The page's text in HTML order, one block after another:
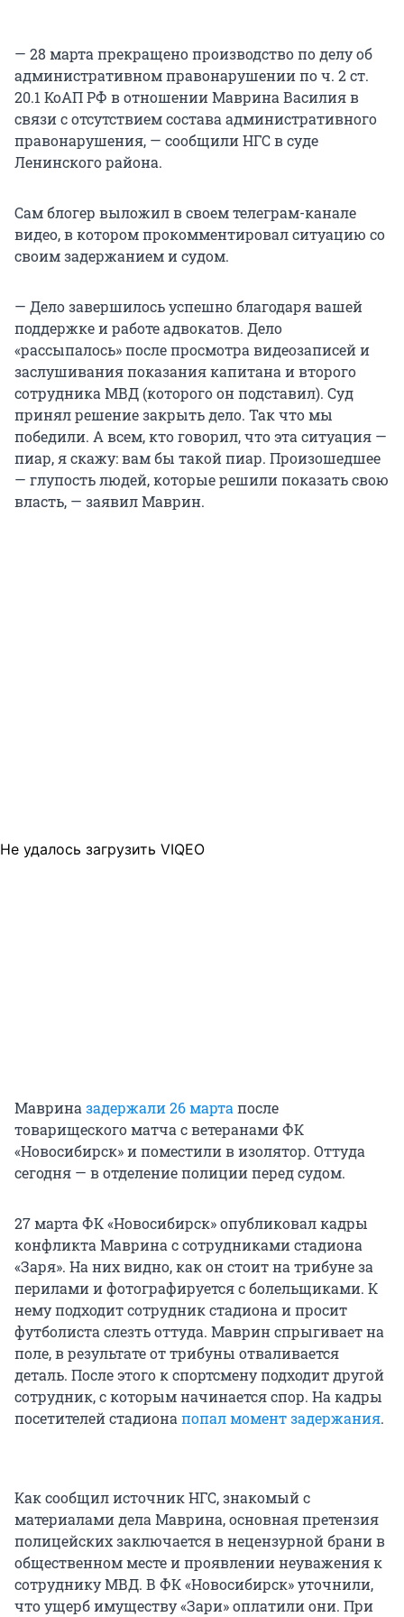
— 28 марта прекращено производство по делу об
административном правонарушении по ч. 2 ст.
20.1 КоАП РФ в отношении Маврина Василия в
связи с отсутствием состава административного
правонарушения, — сообщили НГС в суде
Ленинского района.
Сам блогер выложил в своем телеграм-канале
видео, в котором прокомментировал ситуацию со
своим задержанием и судом.
— Дело завершилось успешно благодаря вашей
поддержке и работе адвокатов. Дело
«рассыпалось» после просмотра видеозаписей и
заслушивания показания капитана и второго
сотрудника МВД (которого он подставил). Суд
принял решение закрыть дело. Так что мы
победили. А всем, кто говорил, что эта ситуация —
пиар, я скажу: вам бы такой пиар. Произошедшее
— глупость людей, которые решили показать свою
власть, — заявил Маврин.
Не удалось загрузить VIQEO
Мавриназадержали 26 мартапосле
товарищеского матча с ветеранами ФК
«Новосибирск» и поместили в изолятор. Оттуда
сегодня — в отделение полиции перед судом.
27 марта ФК «Новосибирск» опубликовал кадры
конфликта Маврина с сотрудниками стадиона
«Заря». На них видно, как он стоит на трибуне за
перилами и фотографируется с болельщиками. К
нему подходит сотрудник стадиона и просит
футболиста слезть оттуда. Маврин спрыгивает на
поле, в результате от трибуны отваливается
деталь. После этого к спортсмену подходит другой
сотрудник, с которым начинается спор. На кадры
посетителей стадионапопал момент задержания.
Как сообщил источник НГС, знакомый с
материалами дела Маврина, основная претензия
полицейских заключается в нецензурной брани в
общественном месте и проявлении неуважения к
сотруднику МВД. В ФК «Новосибирск» уточнили,
что ущерб имуществу «Зари» оплатили они. При